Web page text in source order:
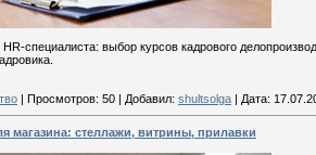
специалиста: выбор курсов кадрового
| Просмотров: 50 | Добавил: shultsolga | Дата:
магазина: стеллажи, витрины, прилавки